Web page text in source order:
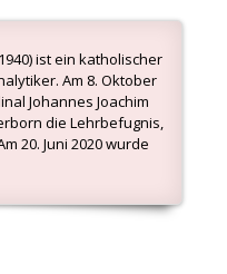
ist ein katholischer
Am 8. Oktober
Johannes Joachim
die Lehrbefugnis,
20. Juni 2020 wurde